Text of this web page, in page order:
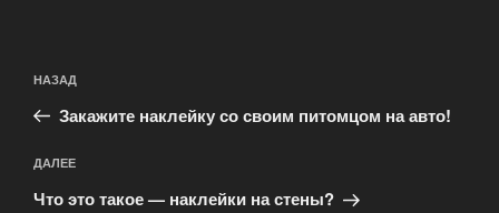
по
записям
Предыдущая
запись:
НАЗАД
Закажите наклейку со своим питомцом на авто!
Следующая
запись
ДАЛЕЕ
Что это такое — наклейки на стены?